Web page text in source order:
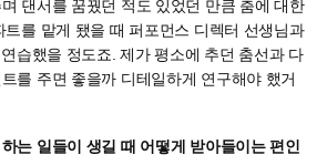
댄서를 꿈꿨던 적도 있었던 만큼 춤에 대한
트를 맡게 됐을 때 퍼포먼스 디렉터 선생님과
습했을 정도죠. 제가 평소에 추던 춤선과 다
를 주면 좋을까 디테일하게 연구해야 했거
는 일들이 생길 때 어떻게 받아들이는 편인